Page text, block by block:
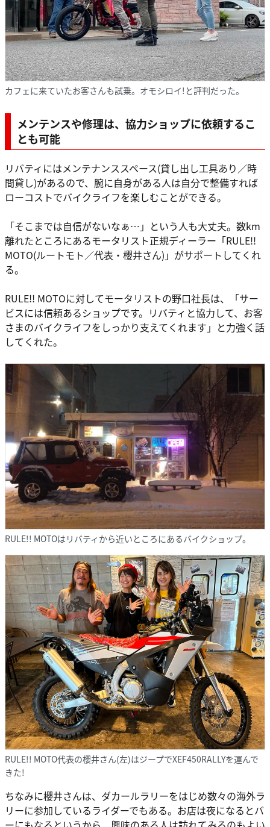
カフェに来ていたお客さんも試乗。オモシロイ!と評判だった。
メンテンスや修理は、協力ショップに依頼するこ
とも可能
リバティにはメンテナンススペース(貸し出し工具あり／時
間貸し)があるので、腕に自身がある人は自分で整備すれば
ローコストでバイクライフを楽しむことができる。
「そこまでは自信がないなぁ…」という人も大丈夫。数km
離れたところにあるモータリスト正規ディーラー「RULE!!
MOTO(ルートモト／代表・櫻井さん)」がサポートしてくれ
る。
RULE!! MOTOに対してモータリストの野口社長は、「サー
ビスには信頼あるショップです。リバティと協力して、お客
さまのバイクライフをしっかり支えてくれます」と力強く話
してくれた。
RULE!! MOTOはリバティから近いところにあるバイクショップ。
RULE!! MOTO代表の櫻井さん(左)はジープでXEF450RALLYを運んで
きた!
ちなみに櫻井さんは、ダカールラリーをはじめ数々の海外ラ
リーに参加しているライダーでもある。お店は夜になるとバ